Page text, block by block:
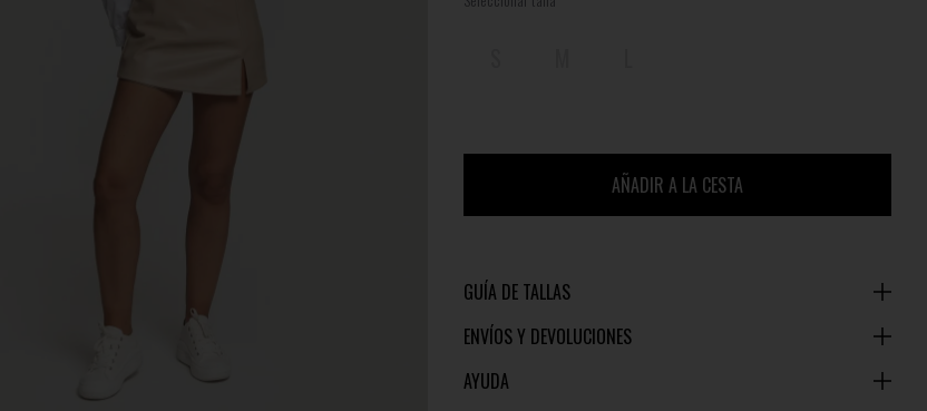
AÑADIR A LA CESTA
GUÍA DE TALLAS
ENVÍOS Y DEVOLUCIONES
AYUDA